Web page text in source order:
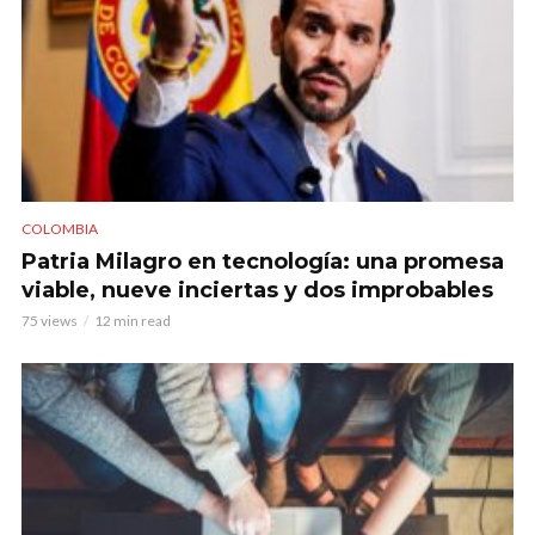
COLOMBIA
Patria Milagro en tecnología: una promesa
viable, nueve inciertas y dos improbables
75 views 12 min read